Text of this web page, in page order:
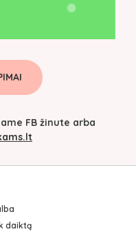
FB žinute arba
daiktą